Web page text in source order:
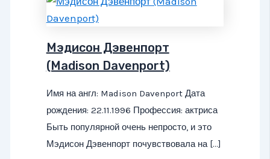
Мэдисон Дэвенпорт
(Madison Davenport)
Имя на англ: Madison Davenport Дата
рождения: 22.11.1996 Профессия: актриса
Быть популярной очень непросто, и это
Мэдисон Дэвенпорт почувствовала на […]